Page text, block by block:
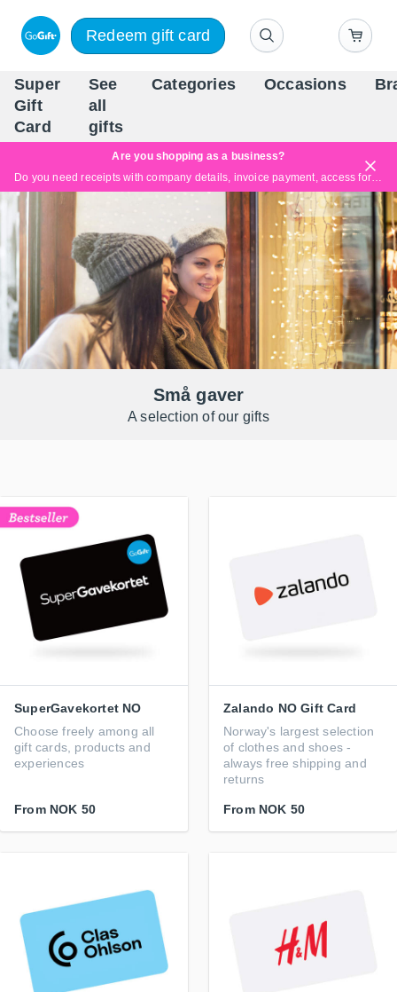
Redeem gift card
Super
Gift
Card
See
all
gifts
Categories Occasions
Are you shopping as a business?
Do you need receipts with company details, invoice payment, access for multiple users, or tailored solutions?
Read more
Små gaver
A selection of our gifts
SuperGavekortet NO
Choose freely among all
gift cards, products and
experiences
From NOK 50
Zalando NO Gift Card
Norway's largest selection
of clothes and shoes -
always free shipping and
returns
From NOK 50